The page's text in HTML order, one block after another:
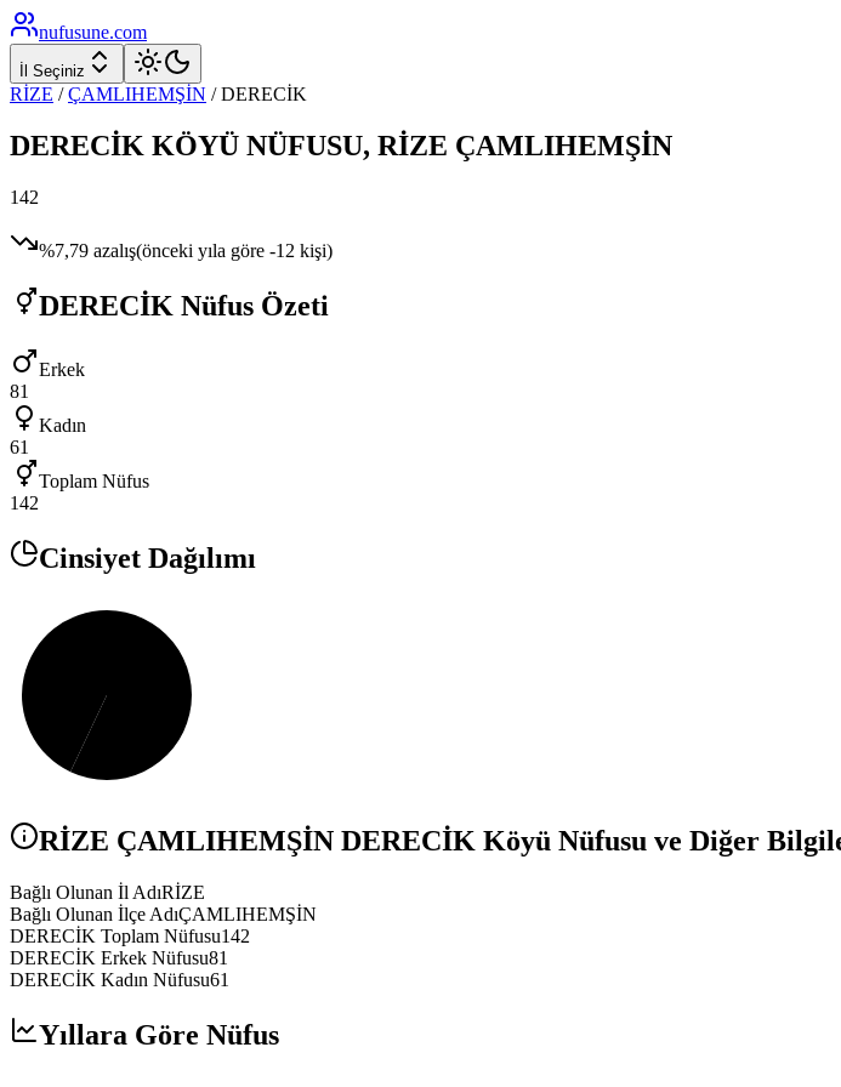
nufusune.com
İl Seçiniz
RİZE / ÇAMLIHEMŞİN /DERECİK
DERECİK KÖYÜ NÜFUSU, RİZE ÇAMLIHEMŞİN
142
%7,79 azalış(önceki yıla göre -12 kişi)
DERECİK Nüfus Özeti
Erkek
81
Kadın
61
Toplam Nüfus
142
Cinsiyet Dağılımı
RİZE ÇAMLIHEMŞİN DERECİK Köyü Nüfusu ve Diğer
Bağlı Olunan İl AdıRİZE
Bağlı Olunan İlçe AdıÇAMLIHEMŞİN
DERECİK Toplam Nüfusu142
DERECİK Erkek Nüfusu81
DERECİK Kadın Nüfusu61
Yıllara Göre Nüfus